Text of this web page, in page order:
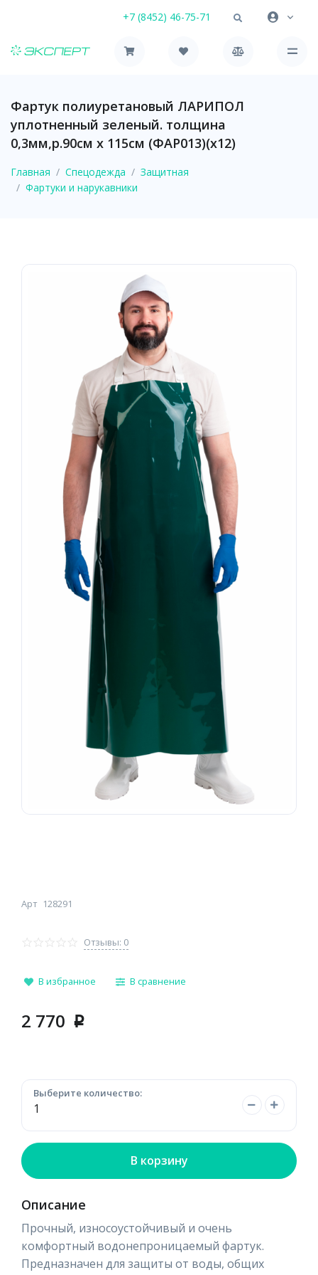
+7 (8452) 46-75-71
Фартук полиуретановый ЛАРИПОЛ
уплотненный зеленый. толщина
0,3мм,р.90см х 115см (ФАР013)(х12)
Главная Спецодежда
Защитная
Фартуки и нарукавники
Арт 128291
Отзывы: 0
В избранное В сравнение
2 770 p
Выберите количество:
В корзину
Описание
Прочный, износоустойчивый и очень
комфортный водонепроницаемый фартук.
Предназначен для защиты от воды, общих